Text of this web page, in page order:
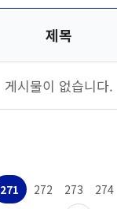
제목
게시물이 없습니다.
271 272 273 274